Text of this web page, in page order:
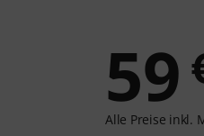
59
Alle Preise inkl.